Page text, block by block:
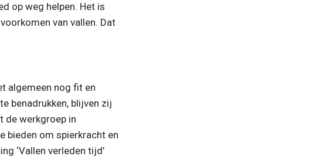
op weg helpen. Het is
van vallen. Dat
algemeen nog fit en
benadrukken, blijven zij
de werkgroep in
bieden om spierkracht en
‘Vallen verleden tijd’